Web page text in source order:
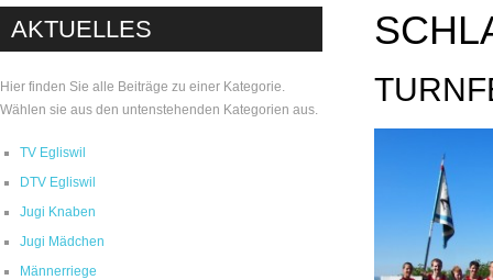
AKTUELLES
Hier finden Sie alle Beiträge zu einer Kategorie.
Wählen sie aus den untenstehenden Kategorien aus.
TV Egliswil
DTV Egliswil
Jugi Knaben
Jugi Mädchen
Männerriege